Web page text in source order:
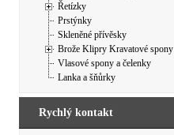
Řetízky
Prstýnky
Skleněné přívěsky
Brože Klipry Kravatové spony
Vlasové spony a čelenky
Lanka a šňůrky
Rychlý kontakt